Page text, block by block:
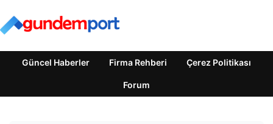
Güncel Haberler Firma Rehberi Çerez Politikası
Forum